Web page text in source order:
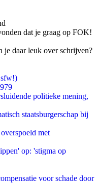
dat je graag op FOK!
je daar leuk over schrijven?
politieke mening,
staatsburgerschap bij
met
op: 'stigma op
voor schade door